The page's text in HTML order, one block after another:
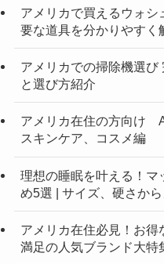
アメリカで買えるウォ
要な道具を分かりやすく
アメリカでの掃除機選
と選び方紹介
アメリカ在住の方向け
スキンケア、コスメ編
理想の睡眠を叶える！マ
め5選 | サイズ、硬さか
アメリカ在住必見！お得
満足の人気ブランド大特